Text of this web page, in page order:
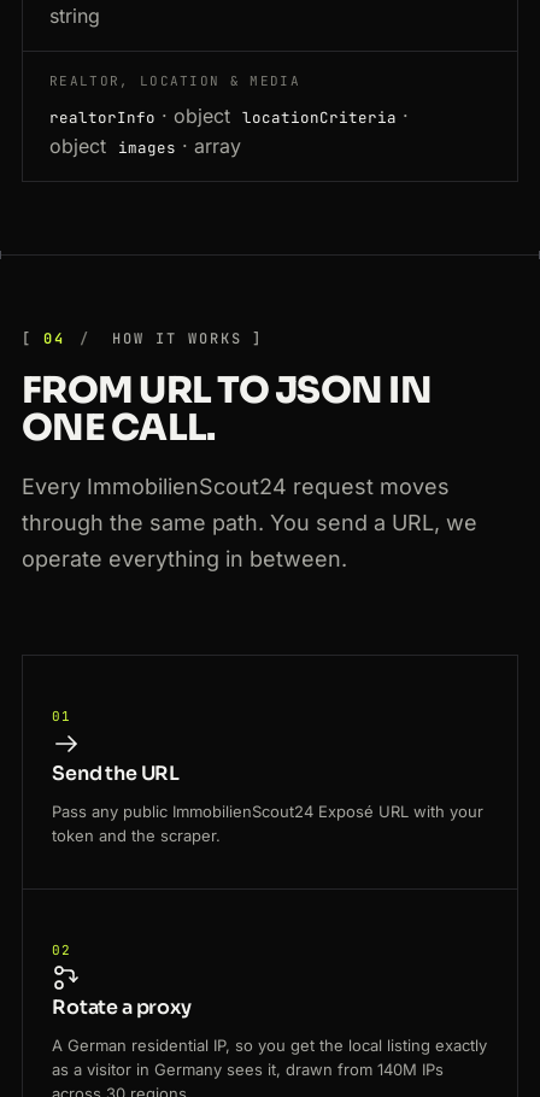
string
REALTOR, LOCATION & MEDIA
realtorInfo · object locationCriteria ·
object
images · array
04 HOW IT WORKS
FROM URL TO JSON IN
ONE CALL.
Every ImmobilienScout24 request moves
through the same path. You send a URL, we
operate everything in between.
01
Send the URL
Pass any public ImmobilienScout24 Exposé URL with your
token and the scraper.
02
Rotate a proxy
A German residential IP, so you get the local listing exactly
as a visitor in Germany sees it, drawn from 140M IPs